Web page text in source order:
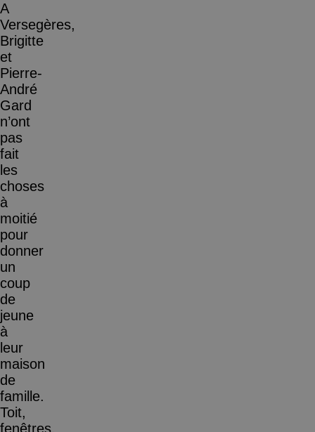
A
Versegères,
Brigitte
et
Pierre-
André
Gard
n’ont
pas
fait
les
choses
à
moitié
pour
donner
un
coup
de
jeune
à
leur
maison
de
famille.
Toit,
fenêtres,